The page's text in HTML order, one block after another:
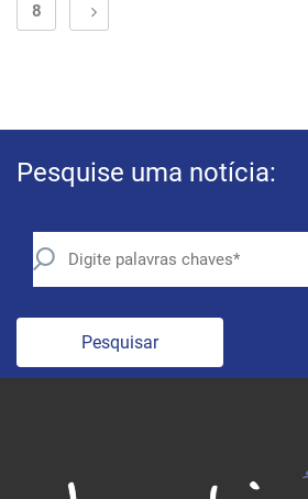
8
Pesquise uma notícia:
Pesquisar